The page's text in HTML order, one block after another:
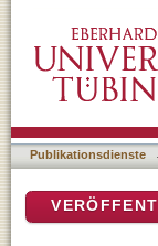
Publikationsdienste